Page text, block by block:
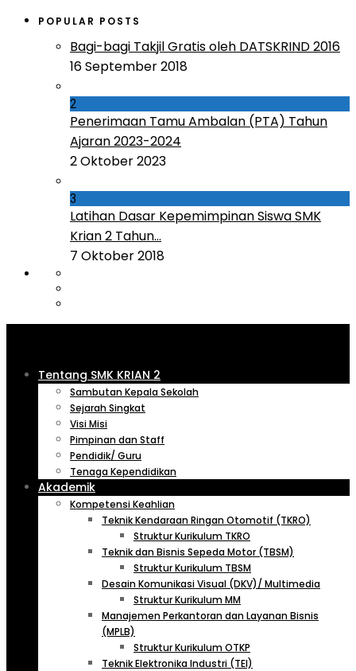
POPULAR POSTS
Bagi-bagi Takjil Gratis oleh DATSKRIND 2016
16 September 2018
2
Penerimaan Tamu Ambalan (PTA) Tahun
Ajaran 2023-2024
2 Oktober 2023
3
Latihan Dasar Kepemimpinan Siswa SMK
Krian 2 Tahun...
7 Oktober 2018
Tentang SMK KRIAN 2
Sambutan Kepala Sekolah
Sejarah Singkat
Visi Misi
Pimpinan dan Staff
Pendidik/ Guru
Tenaga Kependidikan
Akademik
Kompetensi Keahlian
Teknik Kendaraan Ringan Otomotif (TKRO)
Struktur Kurikulum TKRO
Teknik dan Bisnis Sepeda Motor (TBSM)
Struktur Kurikulum TBSM
Desain Komunikasi Visual (DKV)/ Multimedia
Struktur Kurikulum MM
Manajemen Perkantoran dan Layanan Bisnis
(MPLB)
Struktur Kurikulum OTKP
Teknik Elektronika Industri (TEI)